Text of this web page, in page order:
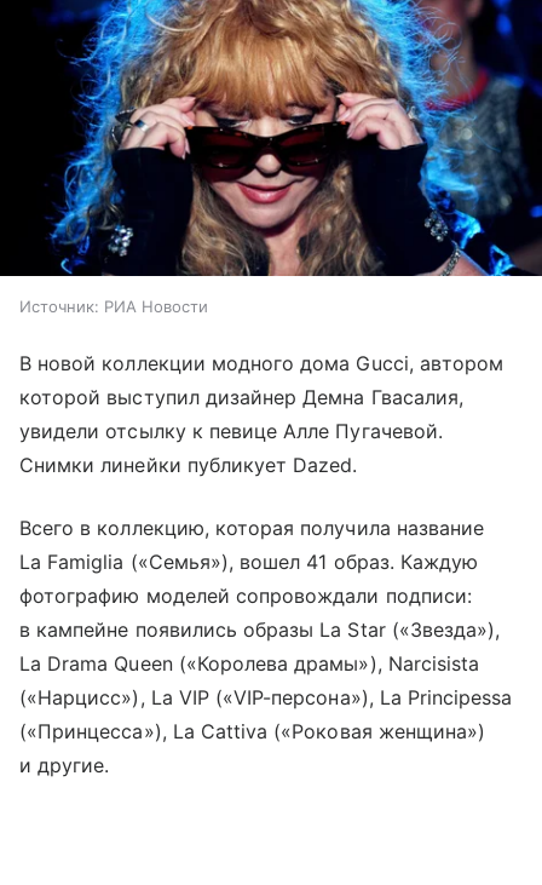
Источник: РИА Новости
В новой коллекции модного дома Gucci, автором
которой выступил дизайнер Демна Гвасалия,
увидели отсылку к певице Алле Пугачевой.
Снимки линейки публикует Dazed.
Всего в коллекцию, которая получила название
La Famiglia («Семья»), вошел 41 образ. Каждую
фотографию моделей сопровождали подписи:
в кампейне появились образы La Star («Звезда»),
La Drama Queen («Королева драмы»), Narcisista
(«Нарцисс»), La VIP («VIP-персона»), La Principessa
(«Принцесса»), La Cattiva («Роковая женщина»)
и другие.